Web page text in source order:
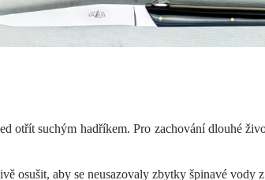
otřít suchým hadříkem. Pro zachování dlouhé
osušit, aby se neusazovaly zbytky špinavé vody